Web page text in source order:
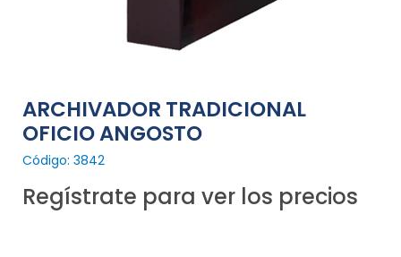
ARCHIVADOR TRADICIONAL
OFICIO ANGOSTO
Código: 3842
Regístrate para ver los precios